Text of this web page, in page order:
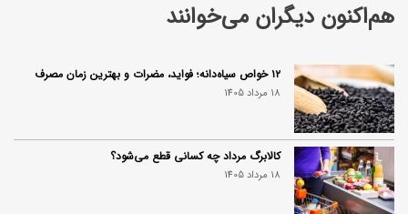
هم‌اکنون دیگران می‌خوانند
۱۲ خواص سیاه‌دانه؛ فواید، مضرات و بهترین زمان مصرف
18 مرداد 1405
کالابرگ مرداد چه کسانی قطع می‌شود؟
18 مرداد 1405